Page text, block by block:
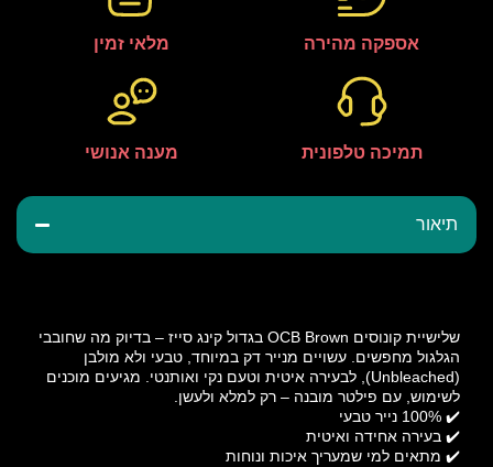
תיאור
שלישיית קונוסים OCB Brown בגדול קינג סייז – בדיוק מה שחובבי
הגלגול מחפשים. עשויים מנייר דק במיוחד, טבעי ולא מולבן
(Unbleached), לבעירה איטית וטעם נקי ואותנטי. מגיעים מוכנים
לשימוש, עם פילטר מובנה – רק למלא ולעשן.
✔️ 100% נייר טבעי
✔️ בעירה אחידה ואיטית
✔️ מתאים למי שמעריך איכות ונוחות
אספקה מהירה מלאי זמין
תמיכה טלפונית מענה אנושי